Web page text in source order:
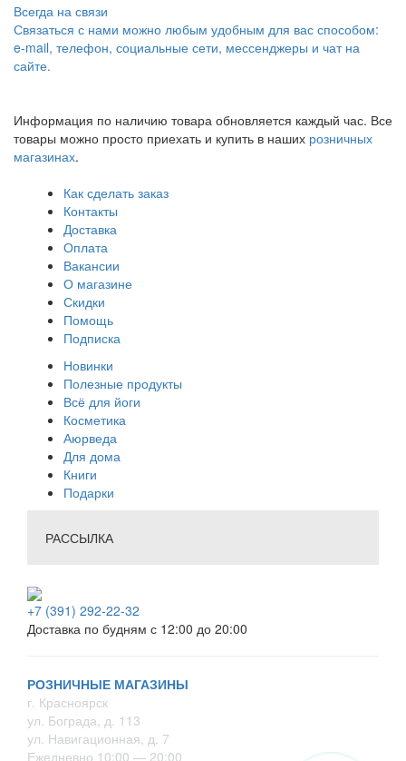
Всегда на связи
Связаться с нами можно любым удобным для вас способом:
e-mail, телефон, социальные сети, мессенджеры и чат на
сайте.
Информация по наличию товара обновляется каждый час. Все
товары можно просто приехать и купить в наших розничных
магазинах.
Как сделать заказ
Контакты
Доставка
Оплата
Вакансии
О магазине
Скидки
Помощь
Подписка
Новинки
Полезные продукты
Всё для йоги
Косметика
Аюрведа
Для дома
Книги
Подарки
РАССЫЛКА
+7 (391) 292-22-32
Доставка по будням с 12:00 до 20:00
РОЗНИЧНЫЕ МАГАЗИНЫ
г. Красноярск
ул. Бограда, д. 113
ул. Навигационная, д. 7
Ежедневно 10:00 — 20:00